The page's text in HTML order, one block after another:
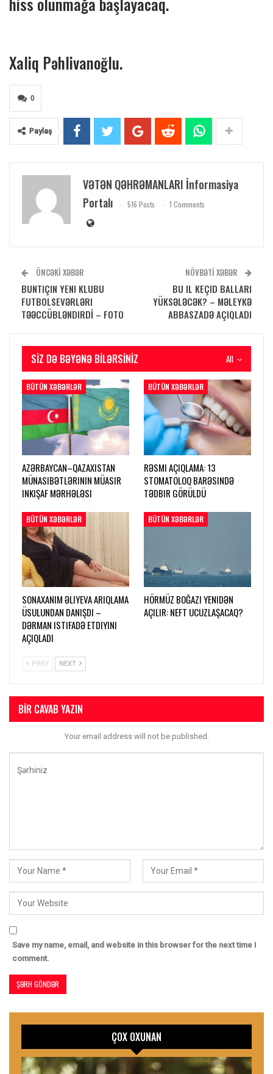
Xaliq Pəhlivanoğlu.
0
Paylaş
VƏTƏN QƏHRƏMANLARI İnformasiya
Portalı
516 Posts 1 Comments
ÖNCƏKI XƏBƏR
BUNTIÇIN YENI KLUBU
FUTBOLSEVƏRLƏRI
TƏƏCCÜBLƏNDIRDİ – FOTO
NÖVBƏTI XƏBƏR
BU IL KEÇID BALLARI
YÜKSƏLƏCƏK? – MƏLEYKƏ
ABBASZADƏ AÇIQLADI
All
SIZ DƏ BƏYƏNƏ BILƏRSINIZ
BÜTÜN XƏBƏRLƏR
AZƏRBAYCAN–QAZAXISTAN
MÜNASIBƏTLƏRININ MÜASIR
INKIŞAF MƏRHƏLƏSI
BÜTÜN XƏBƏRLƏR
RƏSMI AÇIQLAMA: 13
STOMATOLOQ BARƏSINDƏ
TƏDBIR GÖRÜLDÜ
BÜTÜN XƏBƏRLƏR
SONAXANIM ƏLIYEVA ARIQLAMA
ÜSULUNDAN DANIŞDI –
DƏRMAN ISTIFADƏ ETDIYINI
AÇIQLADI
BÜTÜN XƏBƏRLƏR
HÖRMÜZ BOĞAZI YENIDƏN
AÇILIR: NEFT UCUZLAŞACAQ?
PREV NEXT
BIR CAVAB YAZIN
Your email address will not be published.
Save my name, email, and website in this browser for the next time I
comment.
ÇOX OXUNAN